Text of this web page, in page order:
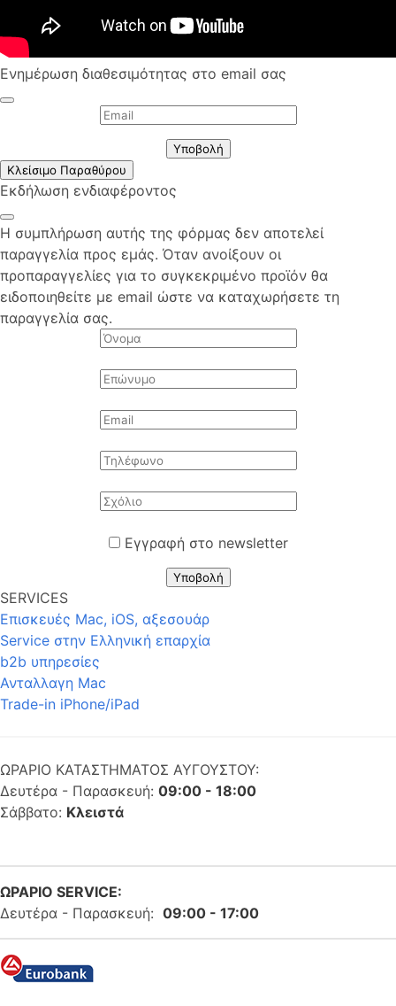
Ενημέρωση διαθεσιμότητας στο email σας
Υποβολή
Κλείσιμο Παραθύρου
Εκδήλωση ενδιαφέροντος
Η συμπλήρωση αυτής της φόρμας δεν αποτελεί
παραγγελία προς εμάς. Όταν ανοίξουν οι
προπαραγγελίες για το συγκεκριμένο προϊόν θα
ειδοποιηθείτε με email ώστε να καταχωρήσετε τη
παραγγελία σας.
Εγγραφή στο newsletter
Υποβολή
SERVICES
Επισκευές Mac, iOS, αξεσουάρ
Service στην Eλληνική επαρχία
b2b υπηρεσίες
Ανταλλαγη Mac
Trade-in iPhone/iPad
ΩΡΑΡΙΟ ΚΑΤΑΣΤΗΜΑΤΟΣ ΑΥΓΟΥΣΤΟΥ:
Δευτέρα - Παρασκευή: 09:00 - 18:00
Σάββατο: Κλειστά
ΩΡΑΡΙΟ SERVICE:
Δευτέρα - Παρασκευή: 09:00 - 17:00